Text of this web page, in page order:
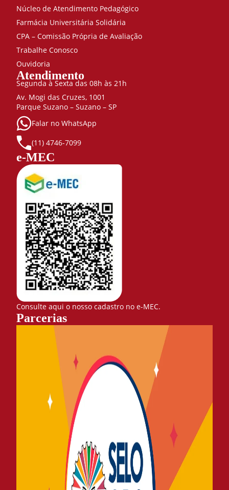
Núcleo de Atendimento Pedagógico
Farmácia Universitária Solidária
CPA – Comissão Própria de Avaliação
Trabalhe Conosco
Ouvidoria
Atendimento
Segunda à Sexta das 08h às 21h
Av. Mogi das Cruzes, 1001
Parque Suzano – Suzano – SP
Falar no WhatsApp
(11) 4746-7099
e-MEC
Consulte aqui o nosso cadastro no e-MEC.
Parcerias